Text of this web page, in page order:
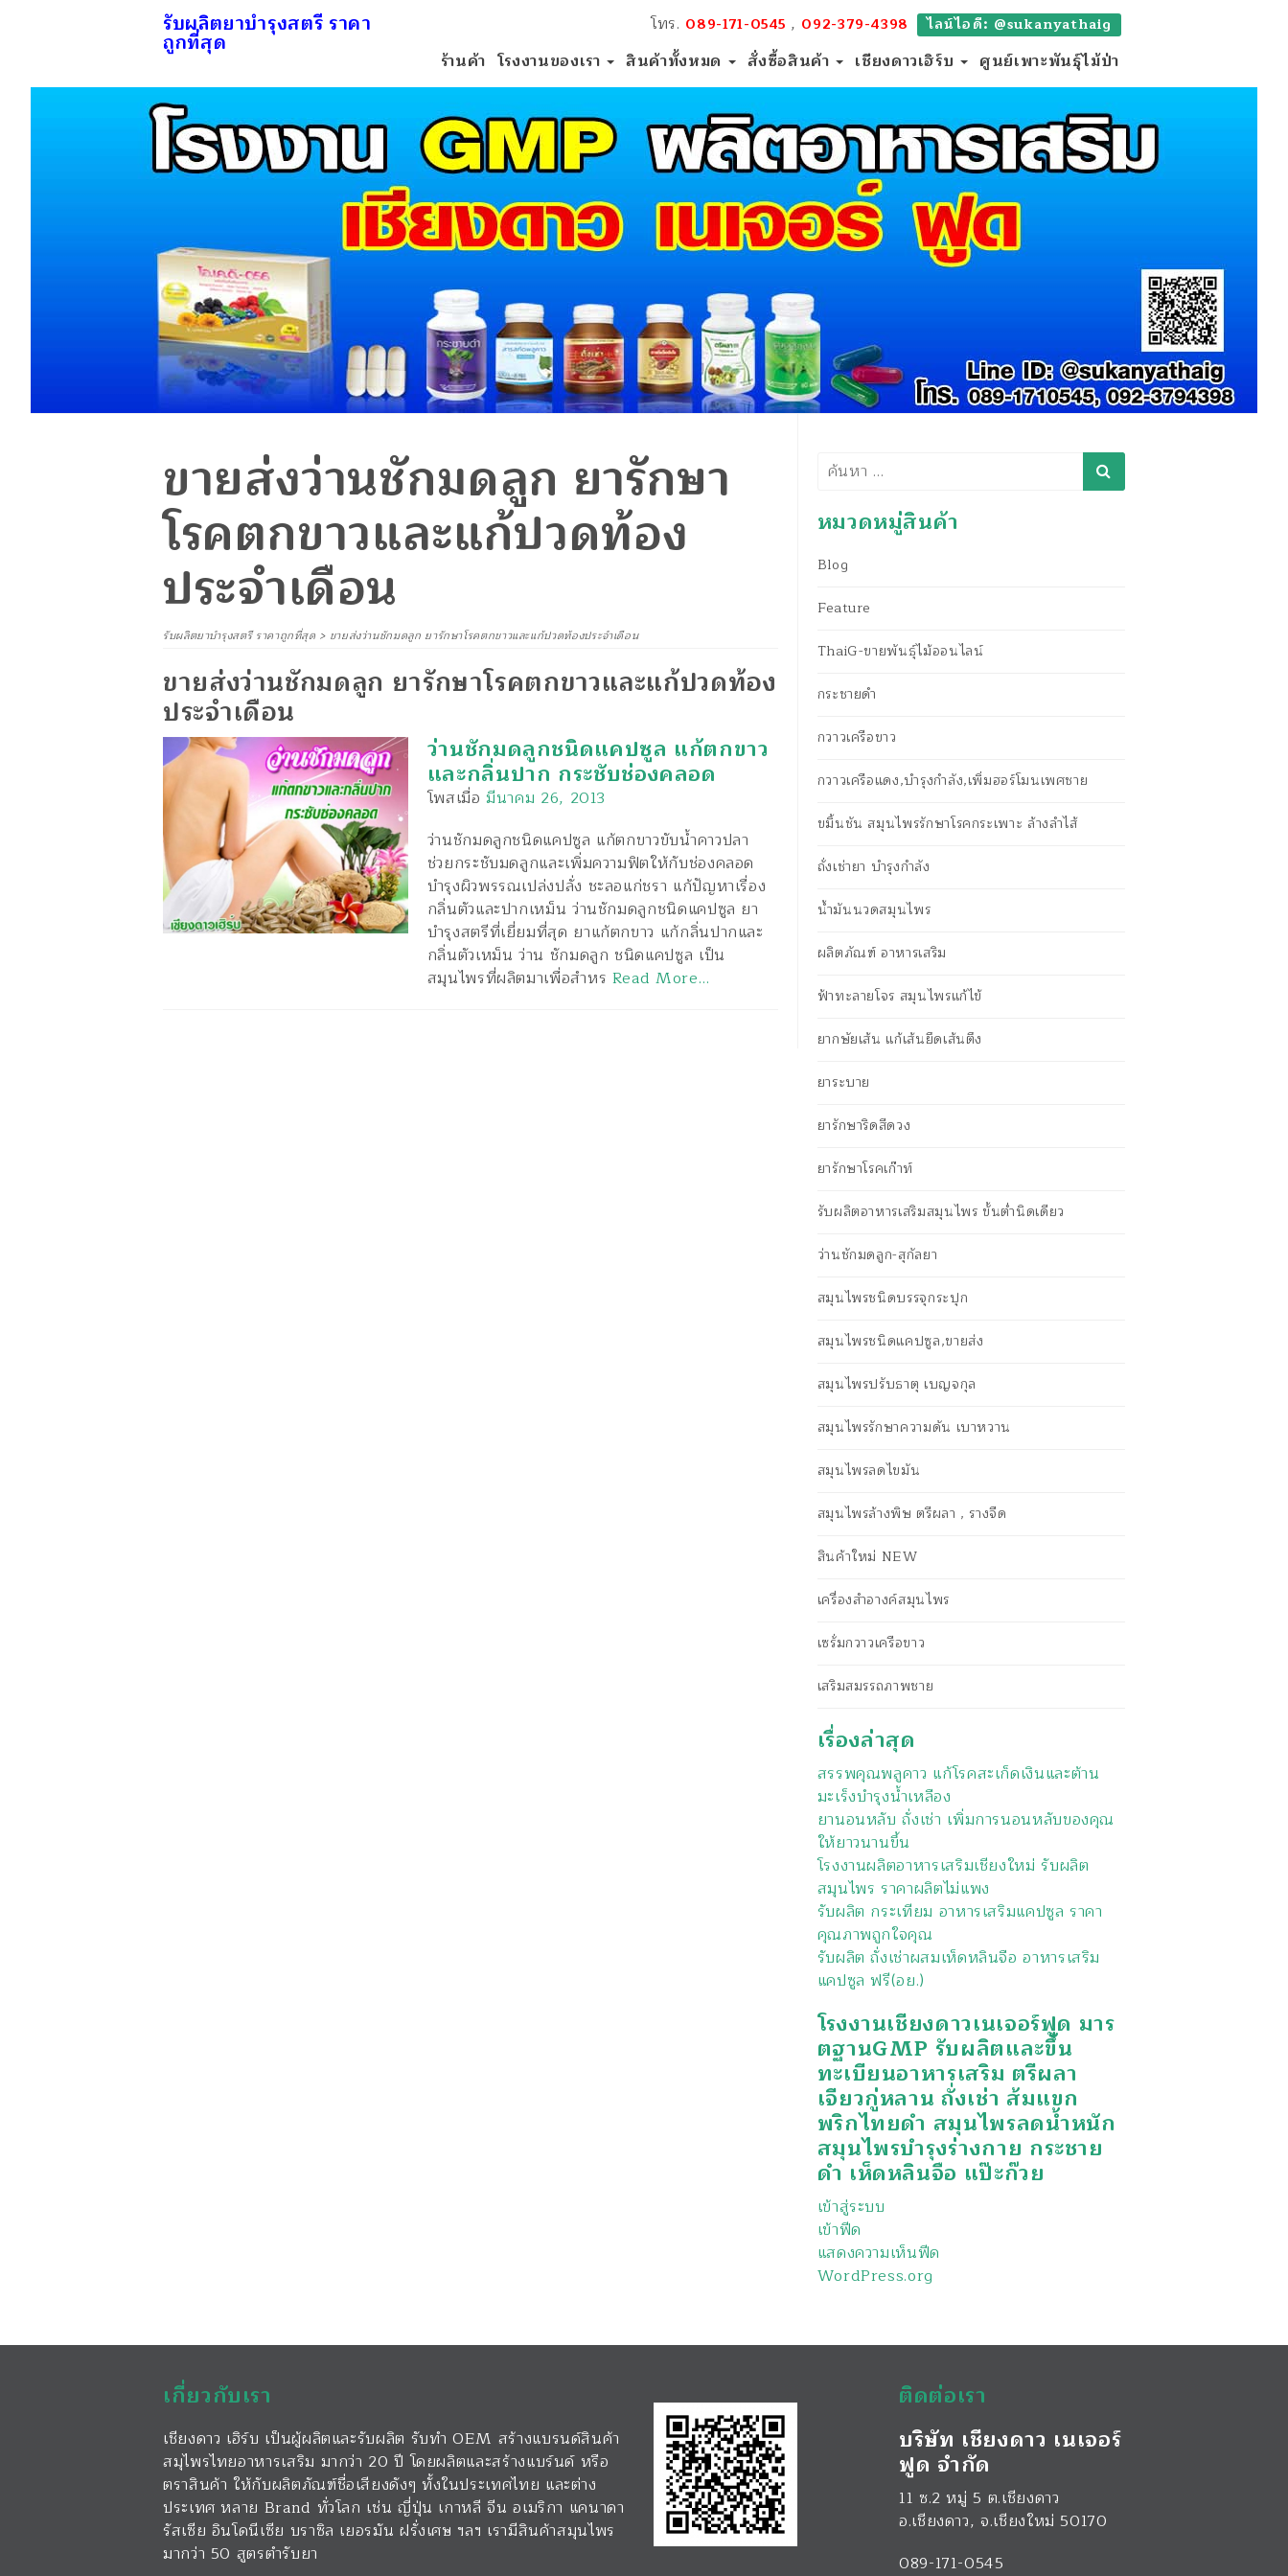
รับผลิตยาบำรุงสตรี ราคา
ถูกที่สุด
โทร. 089-171-0545 , 092-379-4398 ไลน์ไอดี: @sukanyathaig
ร้านค้า โรงงานของเรา สินค้าทั้งหมด สั่งซื้อสินค้า เชียงดาวเฮิร์บ ศูนย์เพาะพันธุ์ไม้ป่า
ขายส่งว่านชักมดลูก ยารักษา
โรคตกขาวและแก้ปวดท้อง
ประจำเดือน
รับผลิตยาบำรุงสตรี ราคาถูกที่สุด > ขายส่งว่านชักมดลูก ยารักษาโรคตกขาวและแก้ปวดท้องประจำเดือน
ขายส่งว่านชักมดลูก ยารักษาโรคตกขาวและแก้ปวดท้อง
ประจำเดือน
ว่านชักมดลูกชนิดแคปซูล แก้ตกขาว
และกลิ่นปาก กระชับช่องคลอด
โพสเมื่อ มีนาคม 26, 2013
ว่านชักมดลูกชนิดแคปซูล แก้ตกขาวขับน้ำคาวปลา
ช่วยกระชับมดลูกและเพิ่มความฟิตให้กับช่องคลอด
บำรุงผิวพรรณเปล่งปลั่ง ชะลอแก่ชรา แก้ปัญหาเรื่อง
กลิ่นตัวและปากเหม็น ว่านชักมดลูกชนิดแคปซูล ยา
บำรุงสตรีที่เยี่ยมที่สุด ยาแก้ตกขาว แก้กลิ่นปากและ
กลิ่นตัวเหม็น ว่าน ชักมดลูก ชนิดแคปซูล เป็น
สมุนไพรที่ผลิตมาเพื่อสำหร Read More…
ค้นหา
หมวดหมู่สินค้า
Blog
Feature
ThaiG-ขายพันธุ์ไม้ออนไลน์
กระชายดำ
กวาวเครือขาว
กวาวเครือแดง,บำรุงกำลัง,เพิ่มฮอร์โมนเพศชาย
ขมิ้นชัน สมุนไพรรักษาโรคกระเพาะ ล้างลำไส้
ถั่งเช่ายา บำรุงกำลัง
น้ำมันนวดสมุนไพร
ผลิตภัณฑ์ อาหารเสริม
ฟ้าทะลายโจร สมุนไพรแก้ไข้
ยากษัยเส้น แก้เส้นยึดเส้นตึง
ยาระบาย
ยารักษาริดสีดวง
ยารักษาโรคเก๊าท์
รับผลิตอาหารเสริมสมุนไพร ขั้นต่ำนิดเดียว
ว่านชักมดลูก-สุกัลยา
สมุนไพรชนิดบรรจุกระปุก
สมุนไพรชนิดแคปซูล,ขายส่ง
สมุนไพรปรับธาตุ เบญจกุล
สมุนไพรรักษาความดัน เบาหวาน
สมุนไพรลดไขมัน
สมุนไพรล้างพิษ ตรีผลา , รางจืด
สินค้าใหม่ NEW
เครื่องสำอางค์สมุนไพร
เซรั่มกวาวเครือขาว
เสริมสมรรถภาพชาย
เรื่องล่าสุด
สรรพคุณพลูคาว แก้โรคสะเก็ดเงินและต้าน
มะเร็งบำรุงน้ำเหลือง
ยานอนหลับ ถั่งเช่า เพิ่มการนอนหลับของคุณ
ให้ยาวนานขึ้น
โรงงานผลิตอาหารเสริมเชียงใหม่ รับผลิต
สมุนไพร ราคาผลิตไม่แพง
รับผลิต กระเทียม อาหารเสริมแคปซูล ราคา
คุณภาพถูกใจคุณ
รับผลิต ถั่งเช่าผสมเห็ดหลินจือ อาหารเสริม
แคปซูล ฟรี(อย.)
โรงงานเชียงดาวเนเจอร์ฟูด มาร
ตฐานGMP รับผลิตและขึ้น
ทะเบียนอาหารเสริม ตรีผลา
เจียวกู่หลาน ถั่งเช่า ส้มแขก
พริกไทยดำ สมุนไพรลดน้ำหนัก
สมุนไพรบำรุงร่างกาย กระชาย
ดำ เห็ดหลินจือ แป๊ะก๊วย
เข้าสู่ระบบ
เข้าฟีด
แสดงความเห็นฟีด
WordPress.org
เกี่ยวกับเรา
เชียงดาว เฮิร์บ เป็นผู้ผลิตและรับผลิต รับทำ OEM สร้างแบรนด์สินค้า
สมุไพรไทยอาหารเสริม มากว่า 20 ปี โดยผลิตและสร้างแบร์นด์ หรือ
ตราสินค้า ให้กับผลิตภัณฑ์ชื่อเสียงดังๆ ทั้งในประเทศไทย และต่าง
ประเทศ หลาย Brand ทั่วโลก เช่น ญี่ปุ่น เกาหลี จีน อเมริกา แคนาดา
รัสเซีย อินโดนีเซีย บราซิล เยอรมัน ฝรั่งเศษ ฯลฯ เรามีสินค้าสมุนไพร
มากว่า 50 สูตรตำรับยา
ติดต่อเรา
บริษัท เชียงดาว เนเจอร์
ฟูด จำกัด
11 ซ.2 หมู่ 5 ต.เชียงดาว
อ.เชียงดาว, จ.เชียงใหม่ 50170
089-171-0545